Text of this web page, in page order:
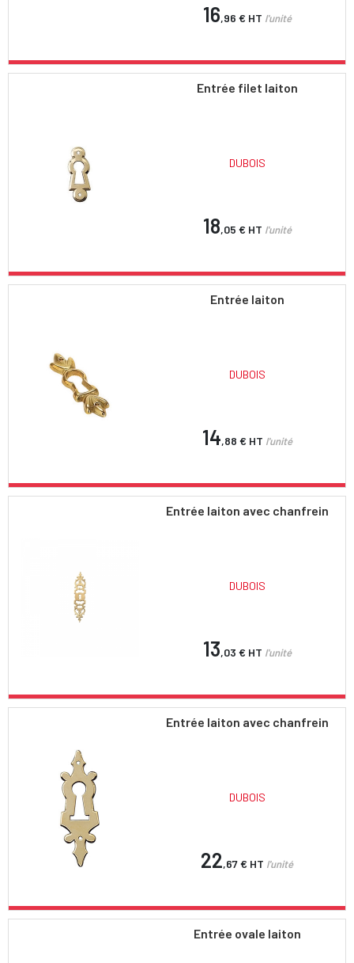
16,96 € HT l'unité
Entrée filet laiton
DUBOIS
18,05 € HT l'unité
Entrée laiton
DUBOIS
14,88 € HT l'unité
Entrée laiton avec chanfrein
DUBOIS
13,03 € HT l'unité
Entrée laiton avec chanfrein
DUBOIS
22,67 € HT l'unité
Entrée ovale laiton